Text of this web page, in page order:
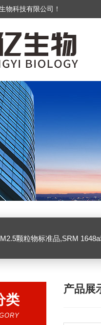
物科技有限公司！
颗粒物标准品,SRM 1648a城市颗粒物
类
产品展